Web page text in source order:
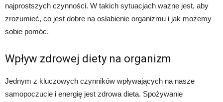
najprostszych czynności. W takich sytuacjach ważne jest, aby
zrozumieć, co jest dobre na osłabienie organizmu i jak możemy
sobie pomóc.
Wpływ zdrowej diety na organizm
Jednym z kluczowych czynników wpływających na nasze
samopoczucie i energię jest zdrowa dieta. Spożywanie